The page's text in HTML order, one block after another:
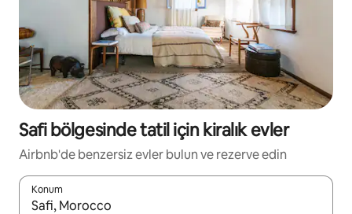
Safi bölgesinde tatil için kiralık evler
Airbnb'de benzersiz evler bulun ve rezerve edin
Konum
Sonuçlar kullanılabilir olduğunda yukarı ve aşağı oklarıyla